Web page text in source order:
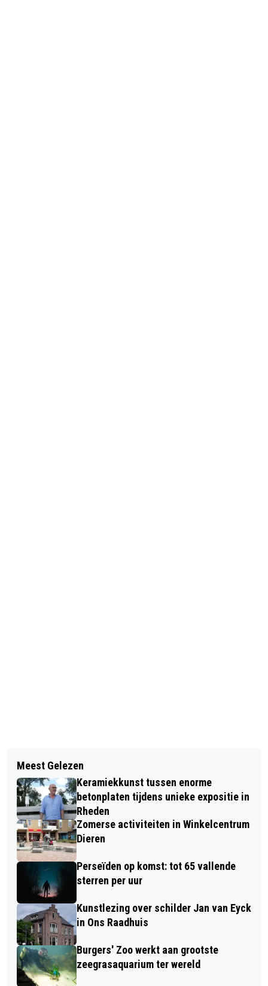
BEKENDMAKINGEN GEMEENTE
RHEDEN
REGENBOOGVLAG WAPPERT BOVENOP
HET GEMEENTEHUIS IN DE STEEG
Meest Gelezen
Keramiekkunst tussen enorme
betonplaten tijdens unieke expositie in
Rheden
Zomerse activiteiten in Winkelcentrum
Dieren
Perseïden op komst: tot 65 vallende
sterren per uur
Kunstlezing over schilder Jan van Eyck
in Ons Raadhuis
Burgers' Zoo werkt aan grootste
zeegrasaquarium ter wereld